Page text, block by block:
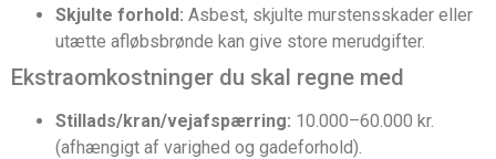
Skjulte forhold: Asbest, skjulte murstensskader eller
utætte afløbsbrønde kan give store merudgifter.
Ekstraomkostninger du skal regne med
Stillads/kran/vejafspærring: 10.000–60.000 kr.
(afhængigt af varighed og gadeforhold).